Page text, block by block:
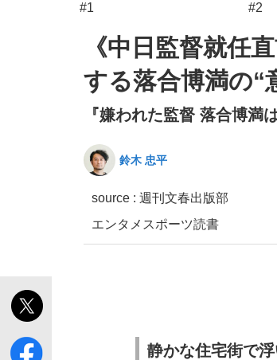
「目標達成できなかったか
#1 #2
《中日監督就任
する落合博満の“
『嫌われた監督 落合博満
鈴木 忠平
source : 週刊文春出版部
エンタメ スポーツ読書
静かな住宅街で